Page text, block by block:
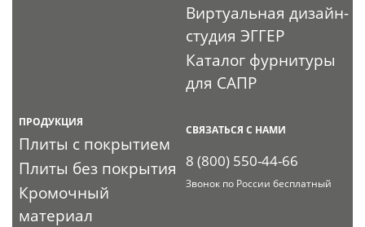
Виртуальная дизайн-
студия ЭГГЕР
Каталог фурнитуры
для САПР
ПРОДУКЦИЯ
Плиты с покрытием
Плиты без покрытия
Кромочный
материал
СВЯЗАТЬСЯ С НАМИ
8 (800) 550-44-66
Звонок по России бесплатный